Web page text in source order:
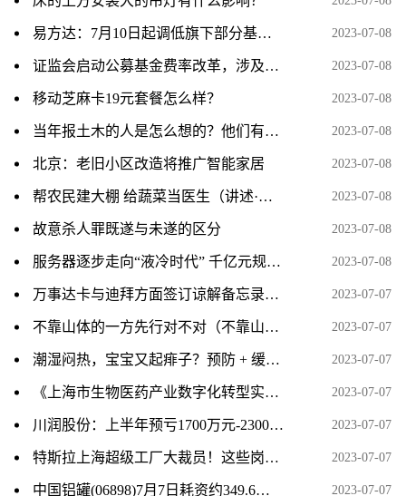
易方达：7月10日起调低旗下部分基金费率 2023-07-08
证监会启动公募基金费率改革，涉及六方面内容 2023-07-08
移动芝麻卡19元套餐怎么样？ 2023-07-08
当年报土木的人是怎么想的？他们有想过这专业之后会成为一个大坑吗？ 2023-07-08
北京：老旧小区改造将推广智能家居 2023-07-08
帮农民建大棚 给蔬菜当医生（讲述·一辈子一件事） 2023-07-08
故意杀人罪既遂与未遂的区分 2023-07-08
服务器逐步走向“液冷时代” 千亿元规模下多家上市公司积极布局 2023-07-08
万事达卡与迪拜方面签订谅解备忘录，将在未来多年间开展数字领域的合作。 2023-07-07
不靠山体的一方先行对不对（不靠山体的一方先行） 2023-07-07
潮湿闷热，宝宝又起痱子？预防 + 缓解，记住 6 个字，现在就做 2023-07-07
《上海市生物医药产业数字化转型实施方案》印发：到2025年打造10家以上标杆性智能工厂 2023-07-07
川润股份：上半年预亏1700万元-2300万元 同比转亏 2023-07-07
特斯拉上海超级工厂大裁员！这些岗位将裁员过半 2023-07-07
中国铝罐(06898)7月7日耗资约349.6万港元回购655.2万股 2023-07-07